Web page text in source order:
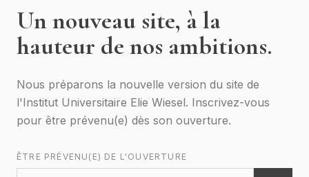
Un nouveau site, à la
hauteur de nos ambitions.
Nous préparons la nouvelle version du site de
l'Institut Universitaire Elie Wiesel. Inscrivez-vous
pour être prévenu(e) dès son ouverture.
ÊTRE PRÉVENU(E) DE L'OUVERTURE